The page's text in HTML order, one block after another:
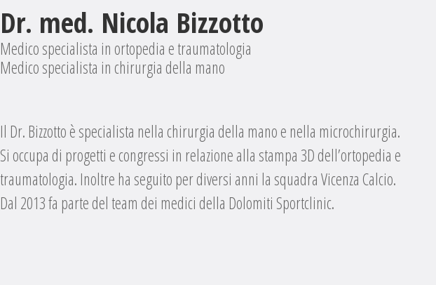
Dr. med. Nicola Bizzotto
Medico specialista in ortopedia e traumatologia
Medico specialista in chirurgia della mano
Il Dr. Bizzotto è specialista nella chirurgia della mano e nella microchirurgia.
Si occupa di progetti e congressi in relazione alla stampa 3D dell’ortopedia e
traumatologia. Inoltre ha seguito per diversi anni la squadra Vicenza Calcio.
Dal 2013 fa parte del team dei medici della Dolomiti Sportclinic.